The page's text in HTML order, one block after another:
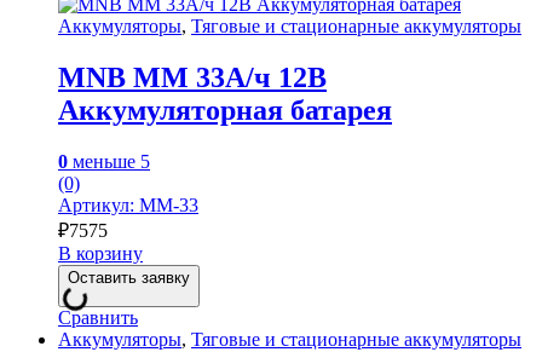
Аккумуляторы, Тяговые и стационарные аккумуляторы
MNB MM 33А/ч 12В
Аккумуляторная батарея
0 меньше 5
(0)
Артикул: MM-33
₽7575
В корзину
Оставить заявку
Сравнить
Аккумуляторы, Тяговые и стационарные аккумуляторы